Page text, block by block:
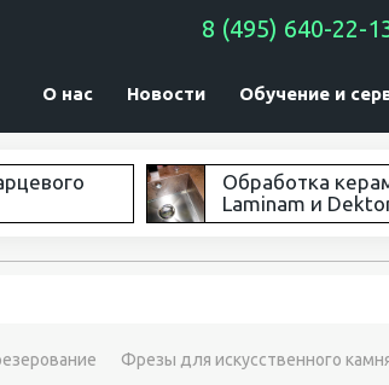
8 (495) 640-22-
Обучение и
Новости
О нас
Обработка
Laminam и
Фрезы для искусственного